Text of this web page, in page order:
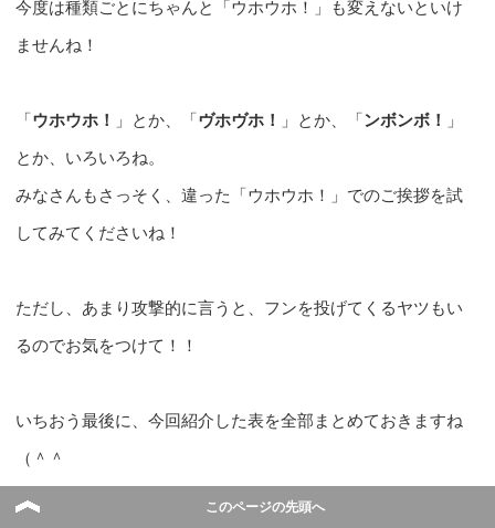
今度は種類ごとにちゃんと「ウホウホ！」も変えないといけ
ませんね！
「ウホウホ！ 」とか、「ヴホヴホ！ 」とか、「ンボンボ！
」
とか、いろいろね。
みなさんもさっそく、違った「ウホウホ！」でのご挨拶を試
してみてくださいね！
ただし、あまり攻撃的に言うと、フンを投げてくるヤツもい
るのでお気をつけて！！
いちおう最後に、今回紹介した表を全部まとめておきますね
（＾＾ゞ
このページの先頭へ